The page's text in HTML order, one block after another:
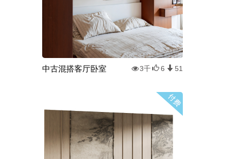
中古混搭客厅卧室 3千 6 51